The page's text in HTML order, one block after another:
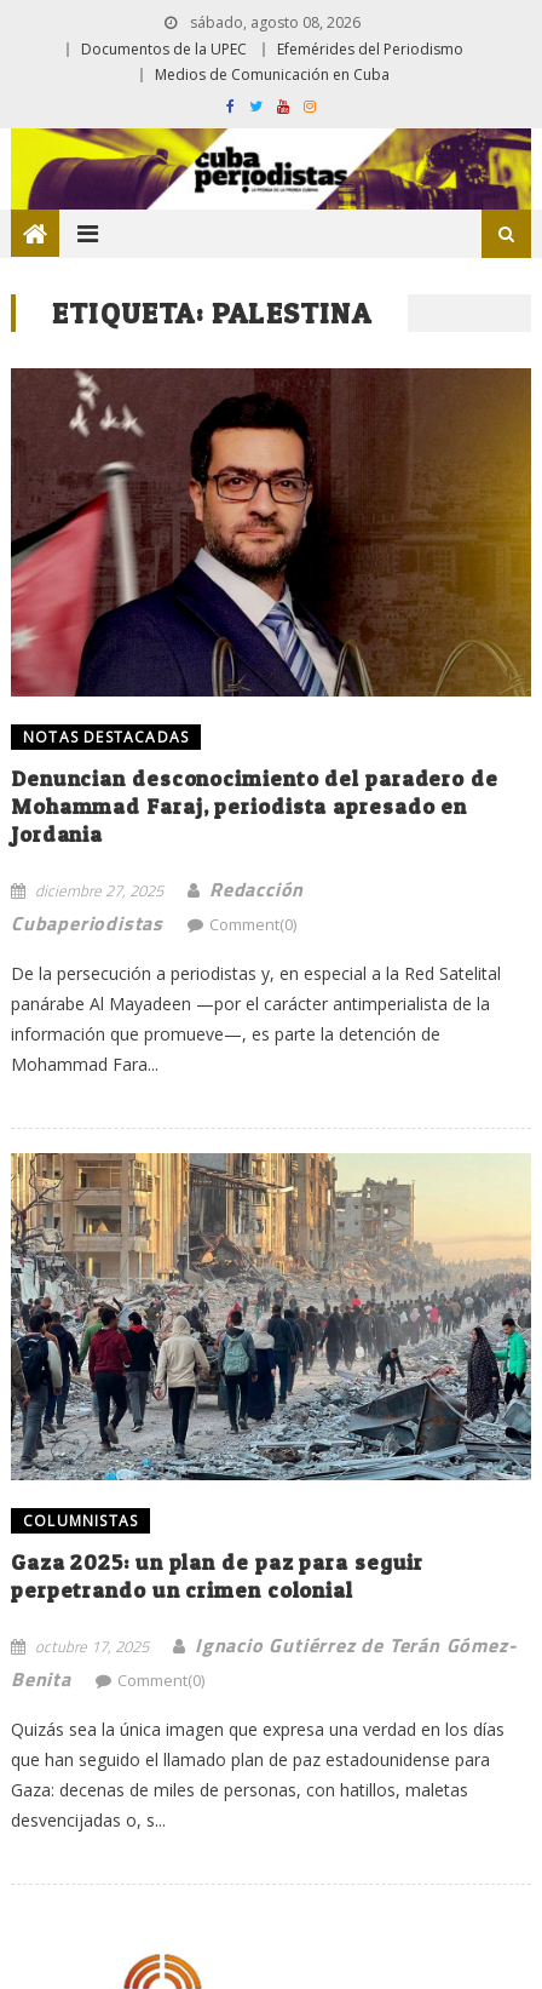
sábado, agosto 08, 2026
Documentos de la UPEC
Efemérides del Periodismo
Medios de Comunicación en Cuba
ETIQUETA: PALESTINA
NOTAS DESTACADAS
Denuncian desconocimiento del paradero de
Mohammad Faraj, periodista apresado en
Jordania
diciembre 27, 2025
Redacción
Cubaperiodistas
Comment(0)
De la persecución a periodistas y, en especial a la Red Satelital
panárabe Al Mayadeen —por el carácter antimperialista de la
información que promueve—, es parte la detención de
Mohammad Fara...
COLUMNISTAS
Gaza 2025: un plan de paz para seguir
perpetrando un crimen colonial
octubre 17, 2025
Ignacio Gutiérrez de Terán Gómez-
Benita
Comment(0)
Quizás sea la única imagen que expresa una verdad en los días
que han seguido el llamado plan de paz estadounidense para
Gaza: decenas de miles de personas, con hatillos, maletas
desvencijadas o, s...